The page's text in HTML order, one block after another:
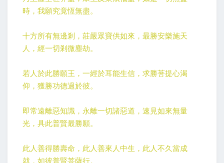
時，我願究竟恆無盡。
十方所有無邊剎，莊嚴眾寶供如來，最勝安樂施天
人，經一切剎微塵劫。
若人於此勝願王，一經於耳能生信，求勝菩提心渴
仰，獲勝功德過於彼。
即常遠離惡知識，永離一切諸惡道，速見如來無量
光，具此普賢最勝願。
此人善得勝壽命，此人善來人中生，此人不久當成
就，如彼普賢菩薩行。